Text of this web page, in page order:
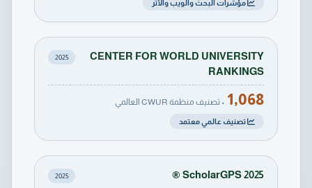
مؤشرات البحث والويب والأثر
CENTER FOR WORLD UNIVERSITY
RANKINGS
2025
1,068 • تصنيف منظمة CWUR العالمي
تصنيف عالمي معتمد
ScholarGPS 2025 ®
2025